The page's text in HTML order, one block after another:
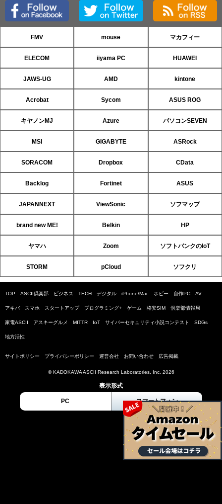
FMV mouse マカフィー
ELECOM iiyama PC HUAWEI
JAWS-UG AMD kintone
Acrobat Sycom ASUS ROG
キヤノンMJ Azure パソコンSEVEN
MSI GIGABYTE ASRock
SORACOM Dropbox CData
Backlog Fortinet ASUS
JAPANNEXT ViewSonic ソフマップ
brand new ME! Belkin HP
ヤマハ Zoom ソフトバンクのIoT
STORM pCloud ソフクリ
TOP ASCII倶楽部 ビジネス TECH デジタル iPhone/Mac ホビー 自作PC AV
アキバ スマホ スタートアップ プログラミング+ ゲーム 格安SIM 倶楽部情報局
家電ASCII アスキーグルメ MITTR IoT サイバーセキュリティ小説コンテスト SDGs
地方活性
サイトポリシー プライバシーポリシー 運営会社 お問い合わせ 広告掲載
© KADOKAWA ASCII Research Laboratories, Inc. 2026
表示形式
PC スマートフォン